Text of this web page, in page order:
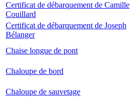
Certificat de débarquement de Camille
Couillard
Certificat de débarquement de Joseph
Bélanger
Chaise longue de pont
Chaloupe de bord
Chaloupe de sauvetage